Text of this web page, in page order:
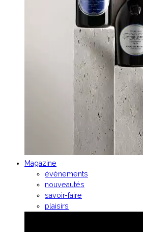
Magazine
événements
nouveautés
savoir-faire
plaisirs